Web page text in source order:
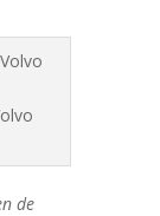
de